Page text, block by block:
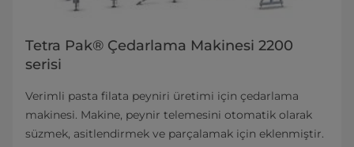
Tetra Pak® Çedarlama Makinesi 2200
serisi
Verimli pasta filata peyniri üretimi için çedarlama
makinesi. Makine, peynir telemesini otomatik olarak
süzmek, asitlendirmek ve parçalamak için eklenmiştir.